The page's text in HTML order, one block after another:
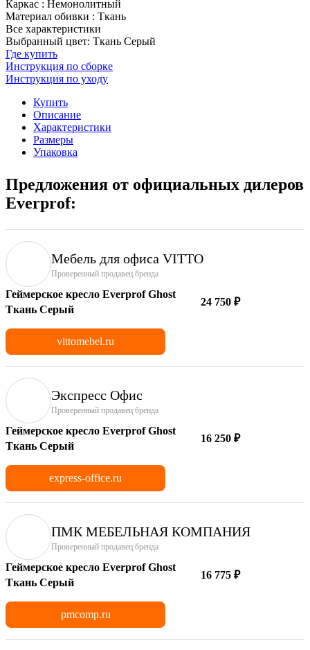
Каркас : Немонолитный
Материал обивки : Ткань
Все характеристики
Выбранный цвет: Ткань Серый
Где купить
Инструкция по сборке
Инструкция по уходу
Купить
Описание
Характеристики
Размеры
Упаковка
Предложения от официальных дилеров
Everprof:
Мебель для офиса VITTO
Проверенный продавец бренда
Геймерское кресло Everprof Ghost
Ткань Серый
24 750 ₽
vittomebel.ru
Экспресс Офис
Проверенный продавец бренда
Геймерское кресло Everprof Ghost
Ткань Серый
16 250 ₽
express-office.ru
ПМК МЕБЕЛЬНАЯ КОМПАНИЯ
Проверенный продавец бренда
Геймерское кресло Everprof Ghost
Ткань Серый
16 775 ₽
pmcomp.ru